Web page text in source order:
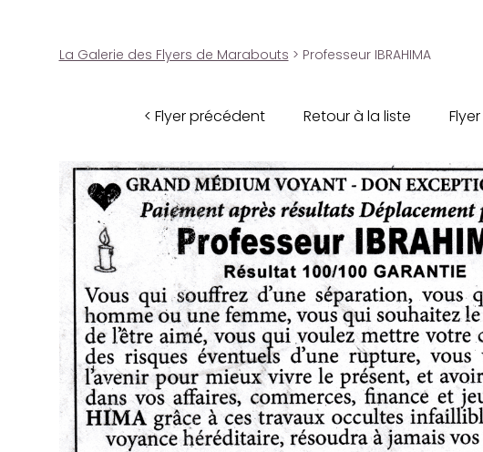
La Galerie des Flyers de Marabouts > Professeur IBRAHIMA
< Flyer précédent Retour à la liste